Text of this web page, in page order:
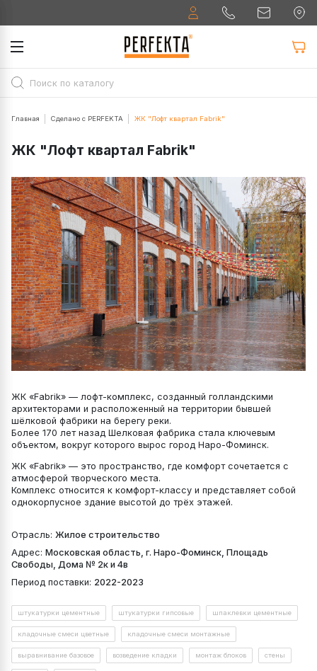
Главная Сделано с PERFEKTA ЖК "Лофт квартал Fabrik"
ЖК "Лофт квартал Fabrik"
ЖК «Fabrik» — лофт-комплекс, созданный голландскими
архитекторами и расположенный на территории бывшей
шёлковой фабрики на берегу реки.
Более 170 лет назад Шелковая фабрика стала ключевым
объектом, вокруг которого вырос город Наро-Фоминск.
ЖК «Fabrik» — это пространство, где комфорт сочетается с
атмосферой творческого места.
Комплекс относится к комфорт-классу и представляет собой
однокорпусное здание высотой до трёх этажей.
Отрасль: Жилое строительство
Адрес: Московская область, г. Наро-Фоминск, Площадь
Свободы, Дома № 2к и 4в
Период поставки: 2022-2023
штукатурки цементные штукатурки гипсовые шпаклевки цементные
кладочные смеси цветные кладочные смеси монтажные
выравнивание базовое возведение кладки монтаж блоков стены